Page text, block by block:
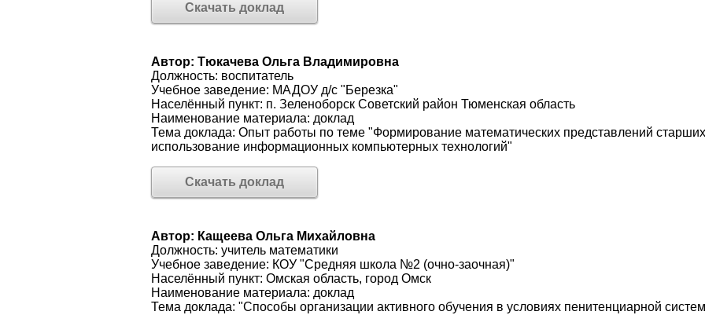
Скачать доклад
Автор: Тюкачева Ольга Владимировна
Должность: воспитатель
Учебное заведение: МАДОУ д/с "Березка"
Населённый пункт: п. Зеленоборск Советский район Тюменская область
Наименование материала: доклад
Тема доклада: Опыт работы по теме "Формирование математических представлений
использование информационных компьютерных технологий"
Скачать доклад
Автор: Кащеева Ольга Михайловна
Должность: учитель математики
Учебное заведение: КОУ "Средняя школа №2 (очно-заочная)"
Населённый пункт: Омская область, город Омск
Наименование материала: доклад
Тема доклада: "Способы организации активного обучения в условиях пенитенциарной